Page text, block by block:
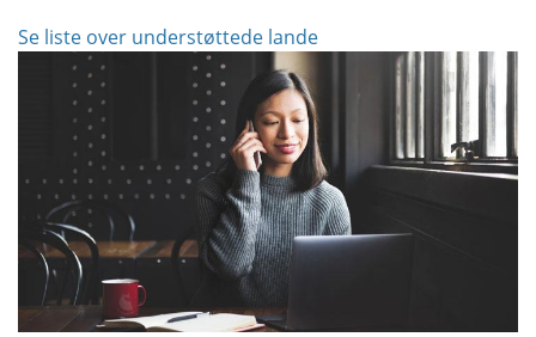
Se liste over understøttede lande